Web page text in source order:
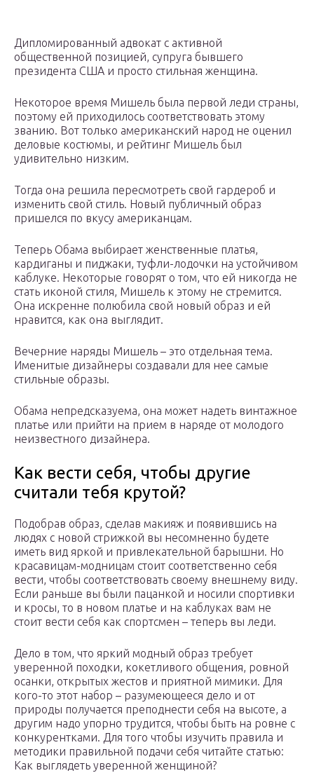
Дипломированный адвокат с активной
общественной позицией, супруга бывшего
президента США и просто стильная женщина.
Некоторое время Мишель была первой леди страны,
поэтому ей приходилось соответствовать этому
званию. Вот только американский народ не оценил
деловые костюмы, и рейтинг Мишель был
удивительно низким.
Тогда она решила пересмотреть свой гардероб и
изменить свой стиль. Новый публичный образ
пришелся по вкусу американцам.
Теперь Обама выбирает женственные платья,
кардиганы и пиджаки, туфли-лодочки на устойчивом
каблуке. Некоторые говорят о том, что ей никогда не
стать иконой стиля, Мишель к этому не стремится.
Она искренне полюбила свой новый образ и ей
нравится, как она выглядит.
Вечерние наряды Мишель – это отдельная тема.
Именитые дизайнеры создавали для нее самые
стильные образы.
Обама непредсказуема, она может надеть винтажное
платье или прийти на прием в наряде от молодого
неизвестного дизайнера.
Как вести себя, чтобы другие
считали тебя крутой?
Подобрав образ, сделав макияж и появившись на
людях с новой стрижкой вы несомненно будете
иметь вид яркой и привлекательной барышни. Но
красавицам-модницам стоит соответственно себя
вести, чтобы соответствовать своему внешнему виду.
Если раньше вы были пацанкой и носили спортивки
и кросы, то в новом платье и на каблуках вам не
стоит вести себя как спортсмен – теперь вы леди.
Дело в том, что яркий модный образ требует
уверенной походки, кокетливого общения, ровной
осанки, открытых жестов и приятной мимики. Для
кого-то этот набор – разумеющееся дело и от
природы получается преподнести себя на высоте, а
другим надо упорно трудится, чтобы быть на ровне с
конкурентками. Для того чтобы изучить правила и
методики правильной подачи себя читайте статью:
Как выглядеть уверенной женщиной?